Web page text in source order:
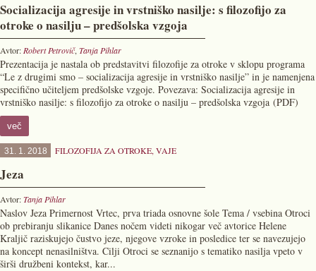
Socializacija agresije in vrstniško nasilje: s filozofijo za
otroke o nasilju – predšolska vzgoja
Avtor: Robert Petrovič, Tanja Pihlar
Prezentacija je nastala ob predstavitvi filozofije za otroke v sklopu programa
“Le z drugimi smo – socializacija agresije in vrstniško nasilje” in je namenjena
specifično učiteljem predšolske vzgoje. Povezava: Socializacija agresije in
vrstniško nasilje: s filozofijo za otroke o nasilju – predšolska vzgoja (PDF)
več
31. 1. 2018 FILOZOFIJA ZA OTROKE, VAJE
Jeza
Avtor:Tanja Pihlar
Naslov Jeza Primernost Vrtec, prva triada osnovne šole Tema / vsebina Otroci
ob prebiranju slikanice Danes nočem videti nikogar več avtorice Helene
Kraljič raziskujejo čustvo jeze, njegove vzroke in posledice ter se navezujejo
na koncept nenasilništva. Cilji Otroci se seznanijo s tematiko nasilja vpeto v
širši družbeni kontekst, kar...